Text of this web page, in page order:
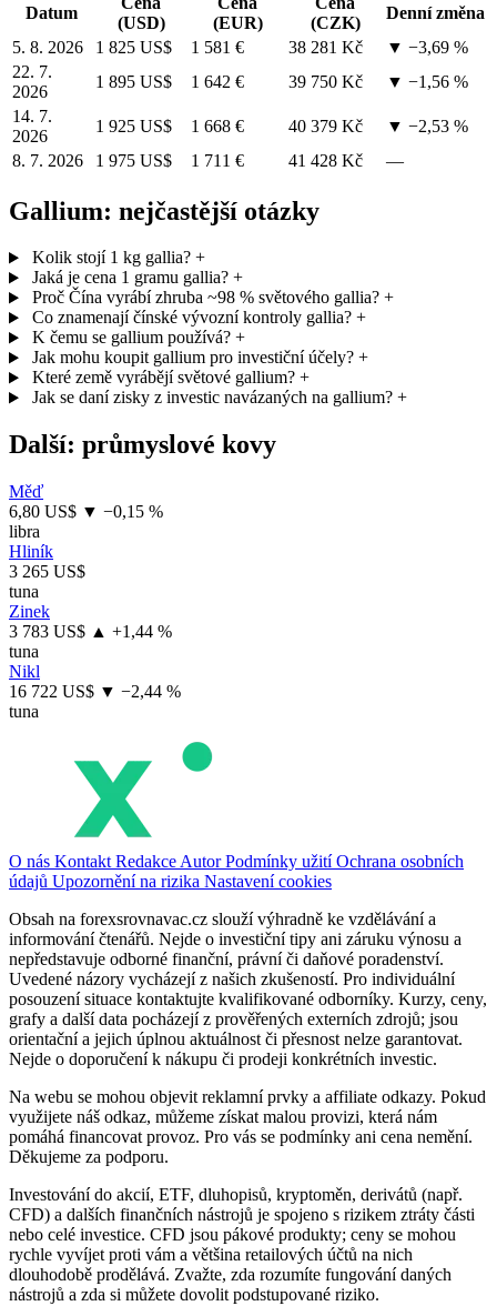
Datum
(USD)
(EUR)
(CZK)
Denní změna
5. 8. 2026
1 825 US$ 1 581 € 38 281 Kč
▼ −3,69 %
22. 7.
2026
1 895 US$ 1 642 € 39 750 Kč
▼ −1,56 %
14. 7.
2026
1 925 US$ 1 668 € 40 379 Kč
▼ −2,53 %
8. 7. 2026
1 975 US$ 1 711 € 41 428 Kč —
Gallium: nejčastější otázky
Kolik stojí 1 kg gallia? +
Jaká je cena 1 gramu gallia? +
Proč Čína vyrábí zhruba ~98 % světového gallia? +
Co znamenají čínské vývozní kontroly gallia? +
K čemu se gallium používá? +
Jak mohu koupit gallium pro investiční účely? +
Které země vyrábějí světové gallium? +
Jak se daní zisky z investic navázaných na gallium? +
Další: průmyslové kovy
Měď
6,80 US$ ▼ −0,15 %
libra
Hliník
3 265 US$
tuna
Zinek
3 783 US$ ▲ +1,44 %
tuna
Nikl
16 722 US$ ▼ −2,44 %
tuna
O nás Kontakt Redakce AutorPodmínky užitíOchrana osobních
údajů Upozornění na rizika Nastavení cookies
Obsah na forexsrovnavac.cz slouží výhradně ke vzdělávání a
informování čtenářů. Nejde o investiční tipy ani záruku výnosu a
nepředstavuje odborné finanční, právní či daňové poradenství.
Uvedené názory vycházejí z našich zkušeností. Pro individuální
posouzení situace kontaktujte kvalifikované odborníky. Kurzy, ceny,
grafy a další data pocházejí z prověřených externích zdrojů; jsou
orientační a jejich úplnou aktuálnost či přesnost nelze garantovat.
Nejde o doporučení k nákupu či prodeji konkrétních investic.
Na webu se mohou objevit reklamní prvky a affiliate odkazy. Pokud
využijete náš odkaz, můžeme získat malou provizi, která nám
pomáhá financovat provoz. Pro vás se podmínky ani cena nemění.
Děkujeme za podporu.
Investování do akcií, ETF, dluhopisů, kryptoměn, derivátů (např.
CFD) a dalších finančních nástrojů je spojeno s rizikem ztráty části
nebo celé investice. CFD jsou pákové produkty; ceny se mohou
rychle vyvíjet proti vám a většina retailových účtů na nich
dlouhodobě prodělává. Zvažte, zda rozumíte fungování daných
nástrojů a zda si můžete dovolit podstupované riziko.